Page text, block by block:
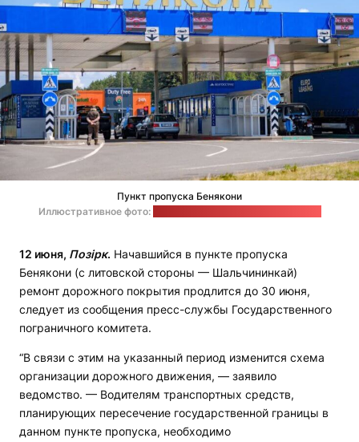
Пункт пропуска Бенякони
Иллюстративное фото:
12 июня, Позірк. Начавшийся в пункте пропуска
Бенякони (с литовской стороны — Шальчининкай)
ремонт дорожного покрытия продлится до 30 июня,
следует из сообщения пресс-службы Государственного
пограничного комитета.
“В связи с этим на указанный период изменится схема
организации дорожного движения, — заявило
ведомство. — Водителям транспортных средств,
планирующих пересечение государственной границы в
данном пункте пропуска, необходимо